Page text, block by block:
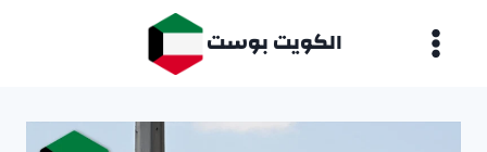
الكويت بوست